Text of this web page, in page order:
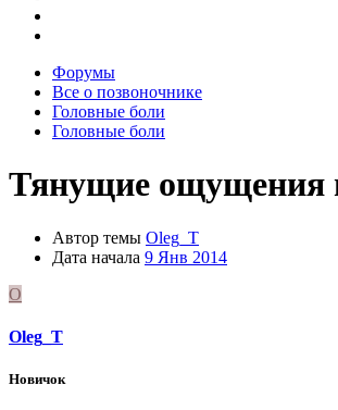
Форумы
Все о позвоночнике
Головные боли
Головные боли
Тянущие ощущения
Автор темы Oleg_T
Дата начала 9 Янв 2014
O
Oleg_T
Новичок